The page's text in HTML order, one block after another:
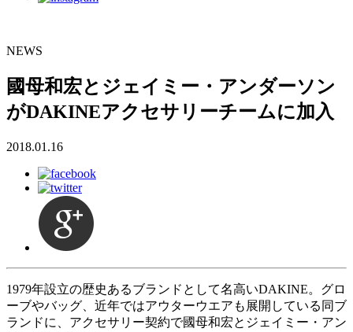
NEWS
國母和宏とジェイミー・アンダーソン
がDAKINEアクセサリーチームに加入
2018.01.16
1979年設立の歴史あるブランドとして名高いDAKINE。グロ
ーブやバッグ、近年ではアウターウエアも展開している同ブ
ランドに、アクセサリー契約で國母和宏とジェイミー・アン